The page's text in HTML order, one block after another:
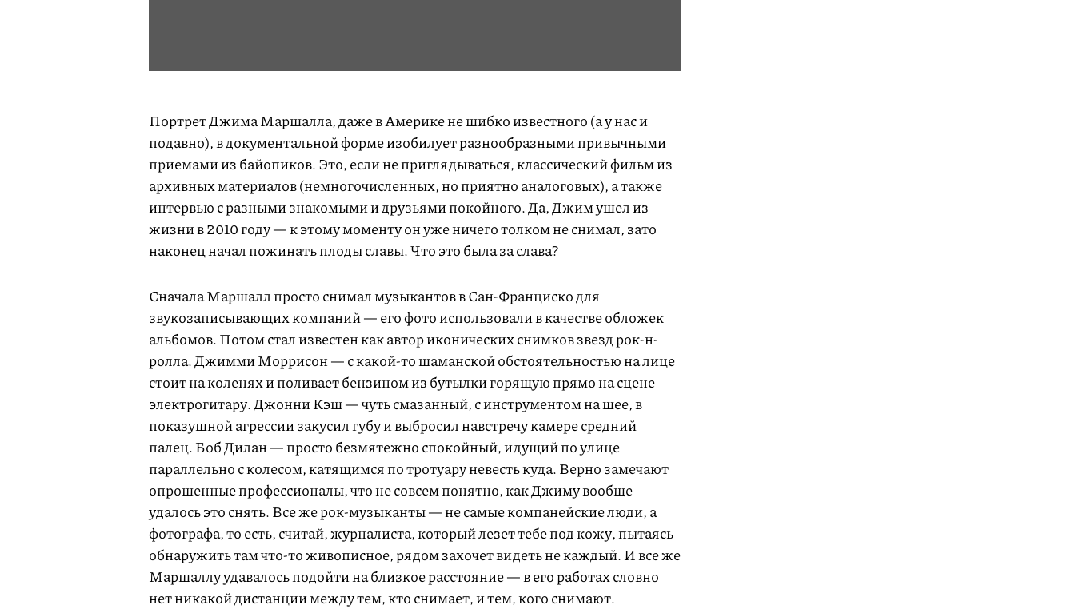
Портрет Джима Маршалла, даже в Америке не шибко известного (а у нас и
подавно), в документальной форме изобилует разнообразными привычными
приемами из байопиков. Это, если не приглядываться, классический фильм из
архивных материалов (немногочисленных, но приятно аналоговых), а также
интервью с разными знакомыми и друзьями покойного. Да, Джим ушел из
жизни в 2010 году — к этому моменту он уже ничего толком не снимал, зато
наконец начал пожинать плоды славы. Что это была за слава?
Сначала Маршалл просто снимал музыкантов в Сан-Франциско для
звукозаписывающих компаний — его фото использовали в качестве обложек
альбомов. Потом стал известен как автор иконических снимков звезд рок-н-
ролла. Джимми Моррисон — с какой-то шаманской обстоятельностью на лице
стоит на коленях и поливает бензином из бутылки горящую прямо на сцене
электрогитару. Джонни Кэш — чуть смазанный, с инструментом на шее, в
показушной агрессии закусил губу и выбросил навстречу камере средний
палец. Боб Дилан — просто безмятежно спокойный, идущий по улице
параллельно с колесом, катящимся по тротуару невесть куда. Верно замечают
опрошенные профессионалы, что не совсем понятно, как Джиму вообще
удалось это снять. Все же рок-музыканты — не самые компанейские люди, а
фотографа, то есть, считай, журналиста, который лезет тебе под кожу, пытаясь
обнаружить там что-то живописное, рядом захочет видеть не каждый. И все же
Маршаллу удавалось подойти на близкое расстояние — в его работах словно
нет никакой дистанции между тем, кто снимает, и тем, кого снимают.